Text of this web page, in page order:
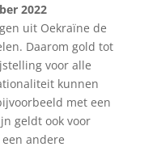
2022
uit Oekraïne de
Daarom gold tot
voor alle
kunnen
met een
geldt ook voor
andere